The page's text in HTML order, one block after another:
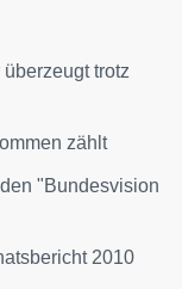
trotz
zählt
"Bundesvision
2010